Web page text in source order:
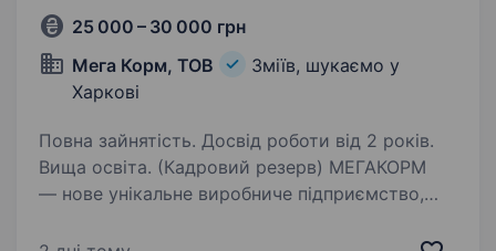
25 000 – 30 000 грн
Мега Корм, ТОВ
Зміїв, шукаємо у
Харкові
Повна зайнятість. Досвід роботи від 2 років.
Вища освіта. (Кадровий резерв) МЕГАКОРМ
— нове унікальне виробниче підприємство,
досягнень комбікормової галузі і оснащене